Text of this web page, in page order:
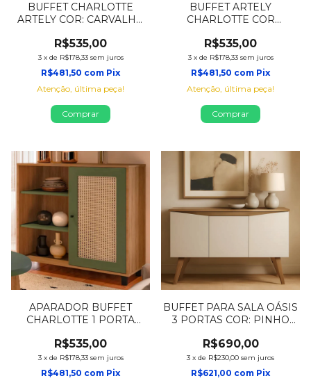
BUFFET CHARLOTTE
ARTELY COR: CARVALHO
R$535,00
3 x de R$178,33 sem juros
R$481,50 com Pix
Atenção, última peça!
BUFFET ARTELY
CHARLOTTE COR
R$535,00
3 x de R$178,33 sem juros
R$481,50 com Pix
Atenção, última peça!
APARADOR BUFFET
CHARLOTTE 1 PORTA
ARTELY MÓVEIS
R$535,00
3 x de R$178,33 sem juros
R$481,50 com Pix
BUFFET PARA SALA OÁSIS
3 PORTAS COR: PINHO
R$690,00
3 x de R$230,00 sem juros
R$621,00 com Pix